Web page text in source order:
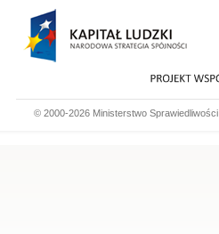
© 2000-2026 Ministerstwo Sprawiedliwości